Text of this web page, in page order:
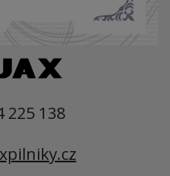
225 138